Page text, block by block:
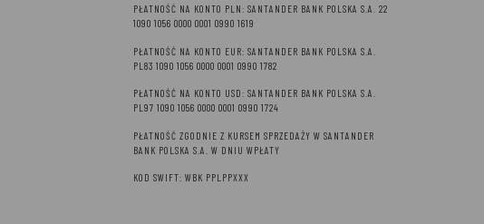
PŁATNOŚĆ NA KONTO PLN: SANTANDER BANK POLSKA S.A. 22
1090 1056 0000 0001 0990 1619
PŁATNOŚĆ NA KONTO EUR: SANTANDER BANK POLSKA S.A.
PL83 1090 1056 0000 0001 0990 1782
PŁATNOŚĆ NA KONTO USD: SANTANDER BANK POLSKA S.A.
PL97 1090 1056 0000 0001 0990 1724
PŁATNOŚĆ ZGODNIE Z KURSEM SPRZEDAŻY W SANTANDER
BANK POLSKA S.A. W DNIU WPŁATY
KOD SWIFT: WBK PPLPPXXX